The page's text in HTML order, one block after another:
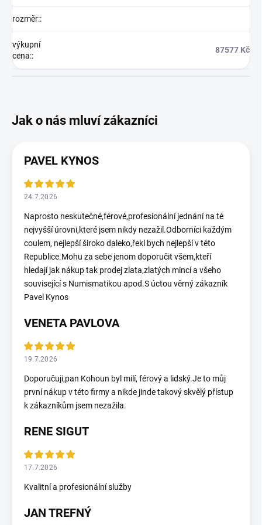
rozměr::
výkupní
cena::
87577 Kč
PAVEL KYNOS
24.7.2026
Naprosto neskutečné,férové,profesionální jednání na té
nejvyšší úrovni,které jsem nikdy nezažil.Odborníci každým
coulem, nejlepší široko daleko,řekl bych nejlepší v této
Republice.Mohu za sebe jenom doporučit všem,kteří
hledají jak nákup tak prodej zlata,zlatých mincí a všeho
související s Numismatikou apod.S úctou věrný zákazník
Pavel Kynos
VENETA PAVLOVA
19.7.2026
Doporučuji,pan Kohoun byl milí, férový a lidský.Je to můj
první nákup v této firmy a nikde jinde takový skvělý přístup
k zákazníkům jsem nezažila.
RENE SIGUT
17.7.2026
Kvalitní a profesionální služby
JAN TREFNÝ